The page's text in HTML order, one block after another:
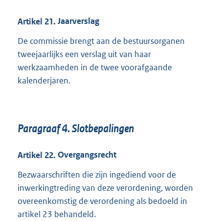
Artikel 21. Jaarverslag
De commissie brengt aan de bestuursorganen
tweejaarlijks een verslag uit van haar
werkzaamheden in de twee voorafgaande
kalenderjaren.
Paragraaf 4.Slotbepalingen
Artikel 22. Overgangsrecht
Bezwaarschriften die zijn ingediend voor de
inwerkingtreding van deze verordening, worden
overeenkomstig de verordening als bedoeld in
artikel 23 behandeld.